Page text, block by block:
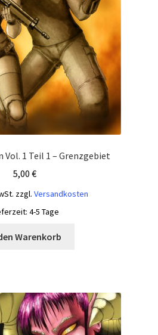
Vol. 1 Teil 1 – Grenzgebiet
5,00 €
zzgl. Versandkosten
4-5 Tage
Warenkorb